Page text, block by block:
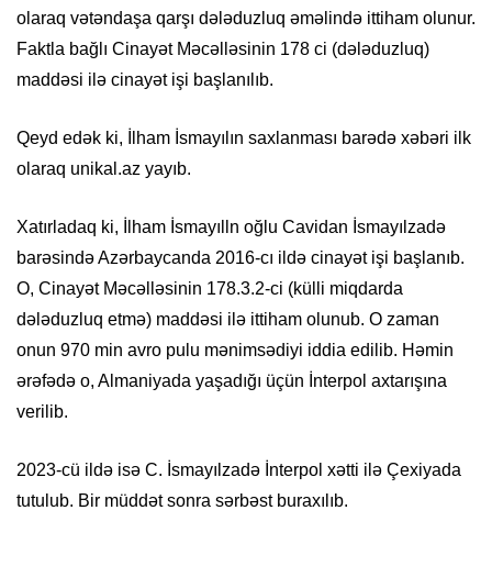
olaraq vətəndaşa qarşı dələduzluq əməlində ittiham olunur.
Faktla bağlı Cinayət Məcəlləsinin 178 ci (dələduzluq)
maddəsi ilə cinayət işi başlanılıb.
Qeyd edək ki, İlham İsmayılın saxlanması barədə xəbəri ilk
olaraq unikal.az yayıb.
Xatırladaq ki, İlham İsmayılln oğlu Cavidan İsmayılzadə
barəsində Azərbaycanda 2016-cı ildə cinayət işi başlanıb.
O, Cinayət Məcəlləsinin 178.3.2-ci (külli miqdarda
dələduzluq etmə) maddəsi ilə ittiham olunub. O zaman
onun 970 min avro pulu mənimsədiyi iddia edilib. Həmin
ərəfədə o, Almaniyada yaşadığı üçün İnterpol axtarışına
verilib.
2023-cü ildə isə C. İsmayılzadə İnterpol xətti ilə Çexiyada
tutulub. Bir müddət sonra sərbəst buraxılıb.